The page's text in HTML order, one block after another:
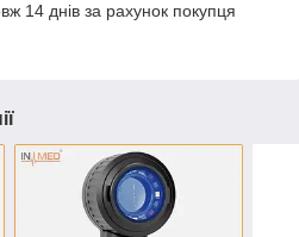
14 днів за рахунок покупця